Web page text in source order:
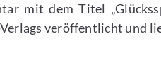
mit dem Titel
Verlags veröffentlicht und